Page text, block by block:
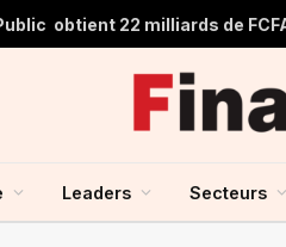
Leaders Secteurs